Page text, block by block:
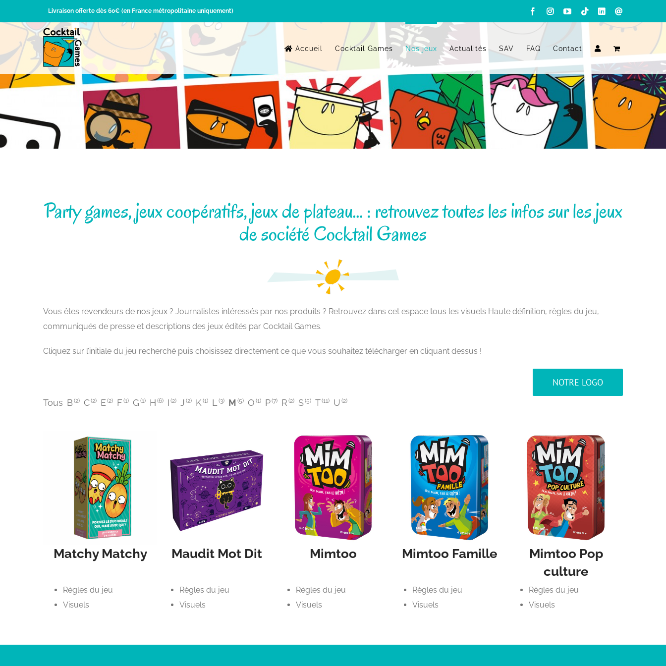
au
contenu
Livraison offerte dès 60€ (en France métropolitaine uniquement) FacebookInstagram
YouTube
TiktokLinkedIn
Accueil Cocktail Games Nos jeux Actualités SAV FAQ Contact
Party games, jeux coopératifs, jeux de plateau… : retrouvez toutes les infos sur les jeux
de société Cocktail Games
Vous êtes revendeurs de nos jeux ? Journalistes intéressés par nos produits ? Retrouvez dans cet espace tous les visuels Haute définition, règles du jeu,
communiqués de presse et descriptions des jeux édités par Cocktail Games.
Cliquez sur l’initiale du jeu recherché puis choisissez directement ce que vous souhaitez télécharger en cliquant dessus !
NOTRE LOGO
A-Z Index
Tous B (2) C(2) E(2) F (1) G (1) H (6) I (2) J (2) K(1) L(3) M (5) O (1) P(7) R (2) S(5) T(11) U (2)
Matchy Matchy
Règles du jeu
Visuels
Maudit Mot Dit
Règles du jeu
Visuels
Mimtoo
Règles du jeu
Visuels
Mimtoo Famille
Règles du jeu
Visuels
Mimtoo Pop
culture
Règles du jeu
Visuels